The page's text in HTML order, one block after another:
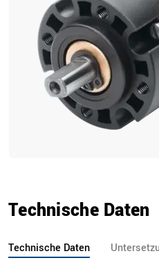
Technische Daten
Technische Daten